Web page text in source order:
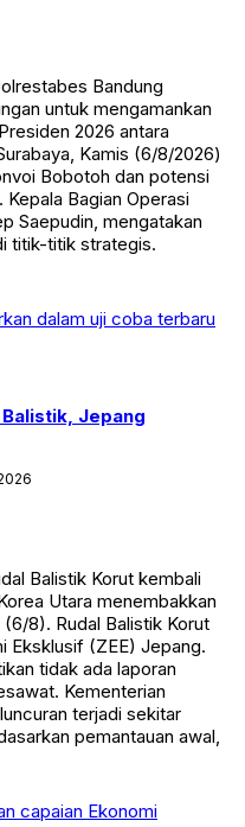
Bandung
untuk mengamankan
2026 antara
Kamis (6/8/2026)
Bobotoh dan potensi
Kepala Bagian Operasi
Saepudin, mengatakan
titik-titik strategis.
Jepang
Balistik Korut kembali
Utara menembakkan
8). Rudal Balistik Korut
Eksklusif (ZEE) Jepang.
tidak ada laporan
Kementerian
terjadi sekitar
pemantauan awal,